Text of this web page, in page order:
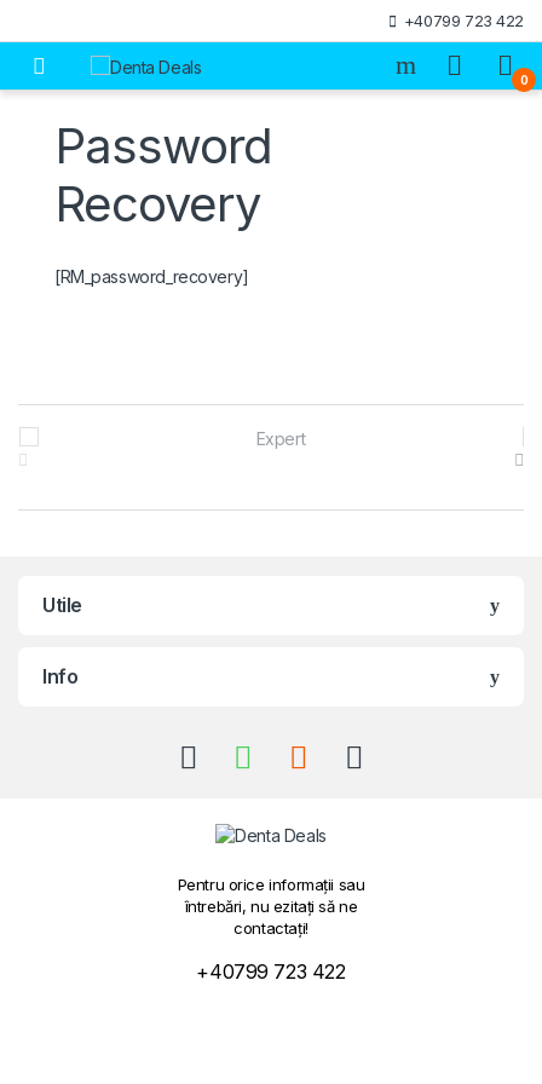
+40799 723 422
Open
0
Password
Recovery
[RM_password_recovery]
Brands Carousel
Utile
Info
Pentru orice informații sau
întrebări, nu ezitați să ne
contactați!
+40799 723 422